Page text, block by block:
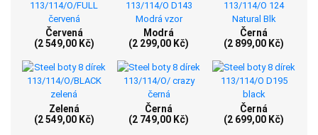
Červená
(2 549,00 Kč)
Modrá
(2 299,00 Kč)
Černá
(2 899,00 Kč)
Zelená
(2 549,00 Kč)
Černá
(2 749,00 Kč)
Černá
(2 699,00 Kč)